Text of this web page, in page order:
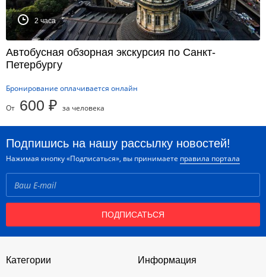
2 часа
Автобусная обзорная экскурсия по Санкт-
Петербургу
Бронирование оплачивается онлайн
От 600 ₽ за человека
Подпишись на нашу рассылку новостей!
Нажимая кнопку «Подписаться», вы принимаете правила портала
ПОДПИСАТЬСЯ
Категории Информация